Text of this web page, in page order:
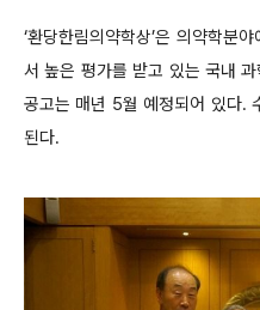
‘환당한림의약학상’은 의약학분
서 높은 평가를 받고 있는 국내
공고는 매년 5월 예정되어 있다.
된다.